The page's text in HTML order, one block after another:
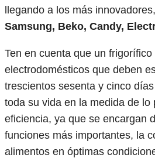
llegando a los más
Samsung, Beko, Candy,
Ten en cuenta que un
electrodomésticos que deben
trescientos sesenta y cinco
toda su vida en la medida de lo
eficiencia, ya que se encargan
funciones más importantes, la
alimentos en óptimas